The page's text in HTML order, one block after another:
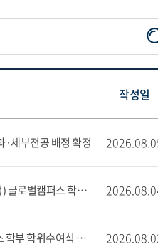
작성일
세부전공 배정 확정
[글로벌] 2026년 후기(8월 졸업) 글로벌캠퍼스 학부 학위수여식 공고
[서울] 2026년 후기 서울캠퍼스 학부 학위수여식 공고